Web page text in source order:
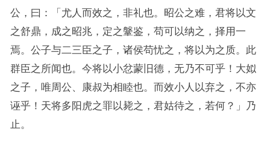
公，曰：「尤人而效之，非礼也。昭公之难，君将以文
之舒鼎，成之昭兆，定之鞶鉴，苟可以纳之，择用一
焉。公子与二三臣之子，诸侯苟忧之，将以为之质。此
群臣之所闻也。今将以小忿蒙旧德，无乃不可乎！大姒
之子，唯周公、康叔为相睦也。而效小人以弃之，不亦
诬乎！天将多阳虎之罪以毙之，君姑待之，若何？」乃
止。